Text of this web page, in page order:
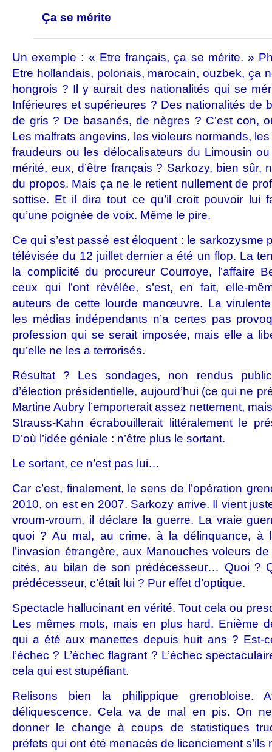
Ça se mérite
Un exemple : « Etre français, ça se mérite. »
Etre hollandais, polonais, marocain, ouzbek, ça
hongrois ? Il y aurait des nationalités qui se
Inférieures et supérieures ? Des nationalités de
de gris ? De basanés, de nègres ? C’est con,
Les malfrats angevins, les violeurs normands,
fraudeurs ou les délocalisateurs du Limousin
mérité, eux, d’être français ? Sarkozy, bien sûr,
du propos. Mais ça ne le retient nullement de
sottise. Et il dira tout ce qu’il croit pouvoir lui
qu’une poignée de voix. Même le pire.
Ce qui s’est passé est éloquent : le sarkozysme
télévisée du 12 juillet dernier a été un flop. La
la complicité du procureur Courroye, l’affaire
ceux qui l’ont révélée, s’est, en fait, elle-
auteurs de cette lourde manœuvre. La
les médias indépendants n’a certes pas
profession qui se serait imposée, mais elle a
qu’elle ne les a terrorisés.
Résultat ? Les sondages, non rendus
d’élection présidentielle, aujourd’hui (ce qui ne
Martine Aubry l’emporterait assez nettement,
Strauss-Kahn écrabouillerait littéralement le
D’où l’idée géniale : n’être plus le sortant.
Le sortant, ce n’est pas lui…
Car c’est, finalement, le sens de l’opération
2010, on est en 2007. Sarkozy arrive. Il vient
vroum-vroum, il déclare la guerre. La vraie
quoi ? Au mal, au crime, à la délinquance, à
l’invasion étrangère, aux Manouches voleurs
cités, au bilan de son prédécesseur… Quoi ?
prédécesseur, c’était lui ? Pur effet d’optique.
Spectacle hallucinant en vérité. Tout cela ou
Les mêmes mots, mais en plus hard. Enième
qui a été aux manettes depuis huit ans ? Est-
l’échec ? L’échec flagrant ? L’échec
cela qui est stupéfiant.
Relisons bien la philippique grenobloise.
déliquescence. Cela va de mal en pis. On
donner le change à coups de statistiques
préfets qui ont été menacés de licenciement